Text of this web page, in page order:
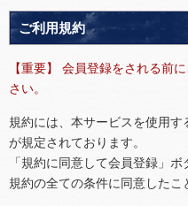
ご利用規約
【重要】 会員登録をされる前
さい。
規約には、本サービスを使用
が規定されております。
「規約に同意して会員登録」
規約の全ての条件に同意したこ